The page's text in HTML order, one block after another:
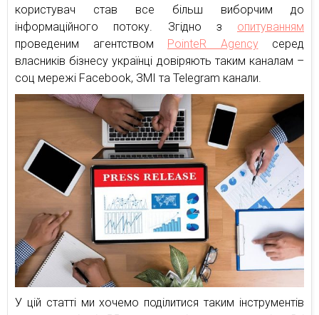
користувач став все більш виборчим до
інформаційного потоку. Згідно з опитуванням
проведеним агентством PointeR Agencyсеред
власників бізнесу українці довіряють таким каналам –
соц мережі Facebook, ЗМІ та Telegram канали.
У цій статті ми хочемо поділитися таким інструментів